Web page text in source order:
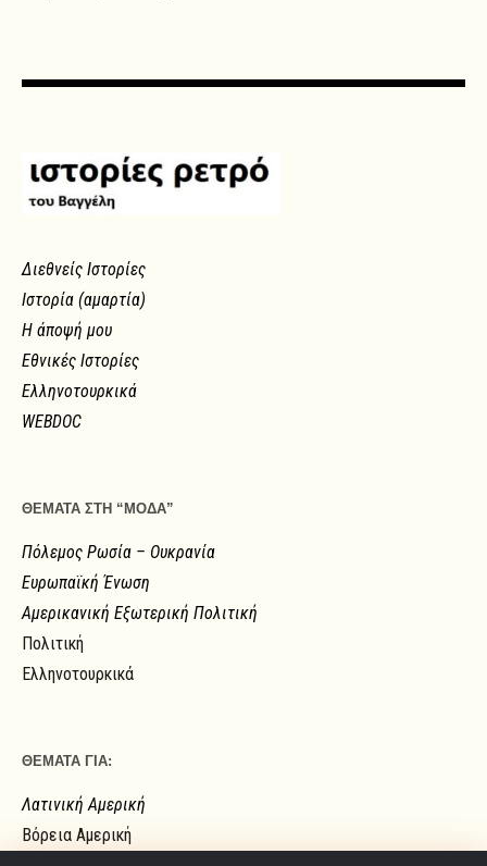
Διεθνείς Ιστορίες
Ιστορία (αμαρτία)
Η άποψή μου
Εθνικές Ιστορίες
Ελληνοτουρκικά
WEBDOC
ΘΕΜΑΤΑ ΣΤΗ “ΜΟΔΑ”
Πόλεμος Ρωσία – Ουκρανία
Ευρωπαϊκή Ένωση
Αμερικανική Εξωτερική Πολιτική
Πολιτική
Ελληνοτουρκικά
ΘΕΜΑΤΑ ΓΙΑ:
Λατινική Αμερική
Βόρεια Αμερική